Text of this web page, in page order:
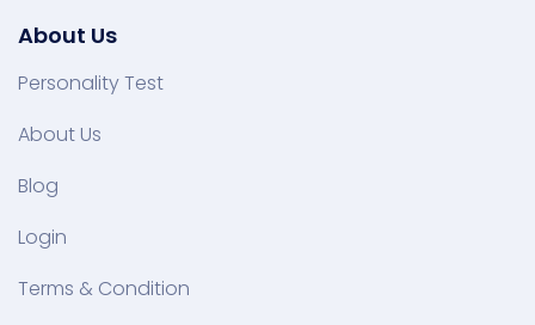
About Us
Personality Test
About Us
Blog
Login
Terms & Condition